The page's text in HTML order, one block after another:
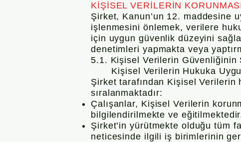
KİŞİSEL VERİLERİN
Şirket, Kanun’un 12. maddesine
işlenmesini önlemek, verilere
için uygun güvenlik düzeyini
denetimleri yapmakta veya
5.1. Kişisel Verilerin Güvenliğinin
Kişisel Verilerin Hukuka
Şirket tarafından Kişisel Verilerin
sıralanmaktadır:
Çalışanlar, Kişisel Verilerin
bilgilendirilmekte ve
Şirket’in yürütmekte olduğu tüm
neticesinde ilgili iş birimlerinin